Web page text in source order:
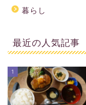
暮らし
最近の人気記事
1